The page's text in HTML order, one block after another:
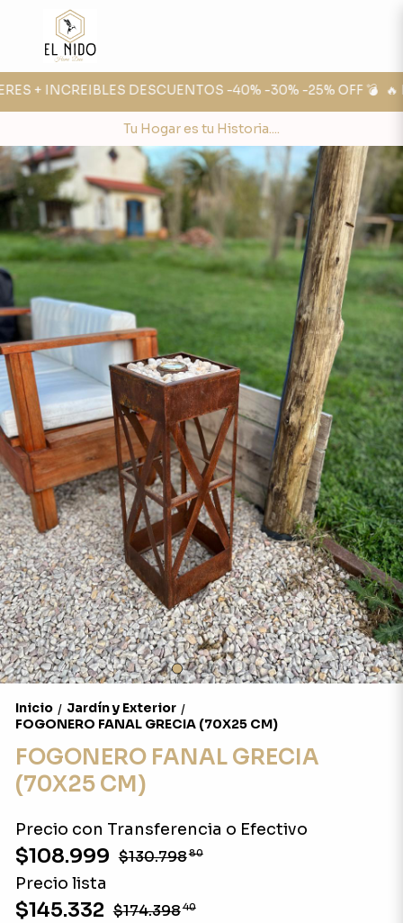
+ INCREIBLES DESCUENTOS -40% -30% -25% OFF 💣 🔥
Tu Hogar es tu Historia....
Inicio / Jardín y Exterior /
FOGONERO FANAL GRECIA (70X25 CM)
FOGONERO FANAL GRECIA
(70X25 CM)
Precio con Transferencia o Efectivo
$108.999 $130.79880
Precio lista
$145.332 $174.39840